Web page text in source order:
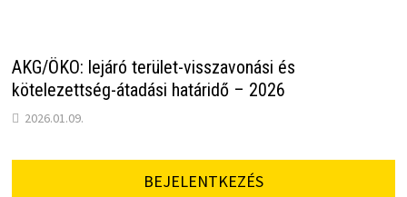
AKG/ÖKO: lejáró terület-visszavonási és
kötelezettség-átadási határidő – 2026
2026.01.09.
BEJELENTKEZÉS